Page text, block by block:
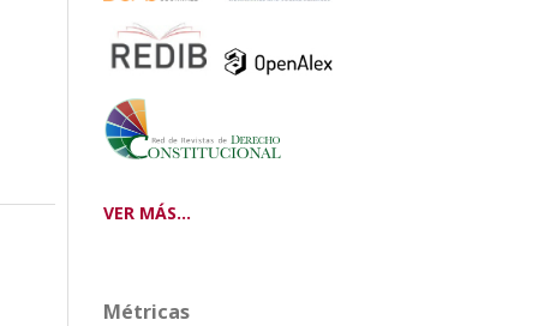
VER MÁS...
Métricas